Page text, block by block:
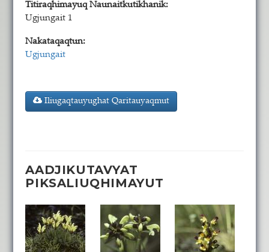
Titiraqhimayuq Naunaitkutikhanik:
Ugjungait 1
Nakataqaqtun:
Ugjungait
Iliugaqtauyughat Qaritauyaqmut
AADJIKUTAVYAT
PIKSALIUQHIMAYUT